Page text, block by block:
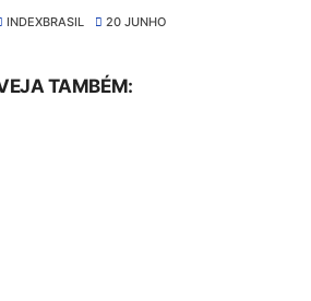
INDEXBRASIL 20 JUNHO
TAMBÉM: